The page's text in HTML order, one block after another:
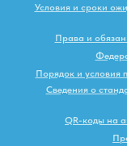
Условия и сроки
Права и
Порядок и условия
Сведения о
QR-коды на